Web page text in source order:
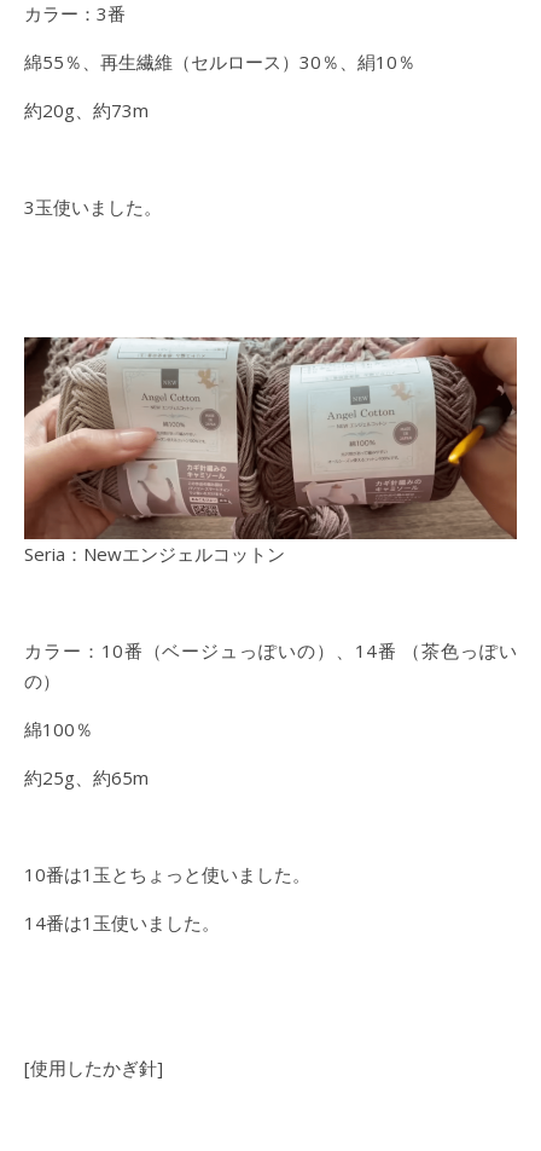
カラー：3番
綿55％、再生繊維（セルロース）30％、絹10％
約20g、約73m
3玉使いました。
Seria：Newエンジェルコットン
カラー：10番（ベージュっぽいの）、14番 （茶色っぽい
の）
綿100％
約25g、約65m
10番は1玉とちょっと使いました。
14番は1玉使いました。
[使用したかぎ針]